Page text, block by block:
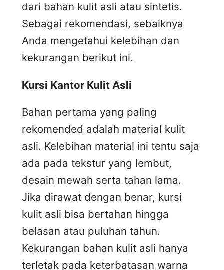
dari bahan kulit asli atau sintetis.
Sebagai rekomendasi, sebaiknya
Anda mengetahui kelebihan dan
kekurangan berikut ini.
Kursi Kantor Kulit Asli
Bahan pertama yang paling
rekomended adalah material kulit
asli. Kelebihan material ini tentu saja
ada pada tekstur yang lembut,
desain mewah serta tahan lama.
Jika dirawat dengan benar, kursi
kulit asli bisa bertahan hingga
belasan atau puluhan tahun.
Kekurangan bahan kulit asli hanya
terletak pada keterbatasan warna